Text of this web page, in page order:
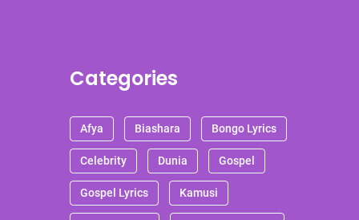
Categories
Afya Biashara Bongo Lyrics
Celebrity Dunia Gospel
Gospel Lyrics Kamusi